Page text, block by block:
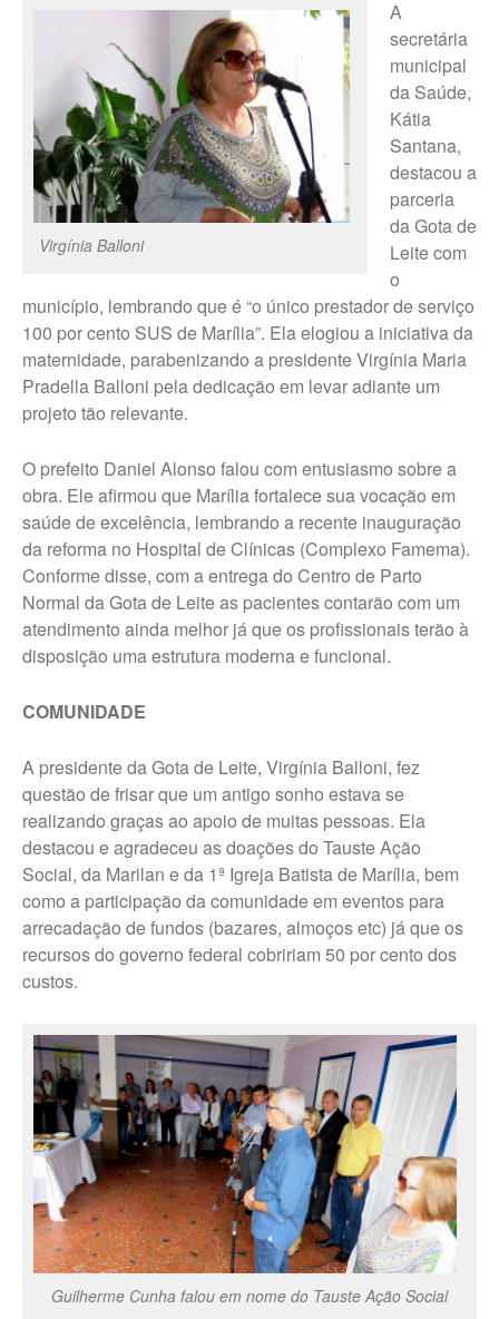
Virgínia Balloni
A
secretária
municipal
da Saúde,
Kátia
Santana,
destacou a
parceria
da Gota de
Leite com
o
município, lembrando que é “o único prestador de serviço
100 por cento SUS de Marília”. Ela elogiou a iniciativa da
maternidade, parabenizando a presidente Virgínia Maria
Pradella Balloni pela dedicação em levar adiante um
projeto tão relevante.
O prefeito Daniel Alonso falou com entusiasmo sobre a
obra. Ele afirmou que Marília fortalece sua vocação em
saúde de excelência, lembrando a recente inauguração
da reforma no Hospital de Clínicas (Complexo Famema).
Conforme disse, com a entrega do Centro de Parto
Normal da Gota de Leite as pacientes contarão com um
atendimento ainda melhor já que os profissionais terão à
disposição uma estrutura moderna e funcional.
COMUNIDADE
A presidente da Gota de Leite, Virgínia Balloni, fez
questão de frisar que um antigo sonho estava se
realizando graças ao apoio de muitas pessoas. Ela
destacou e agradeceu as doações do Tauste Ação
Social, da Marilan e da 1ª Igreja Batista de Marília, bem
como a participação da comunidade em eventos para
arrecadação de fundos (bazares, almoços etc) já que os
recursos do governo federal cobririam 50 por cento dos
custos.
Guilherme Cunha falou em nome do Tauste Ação Social